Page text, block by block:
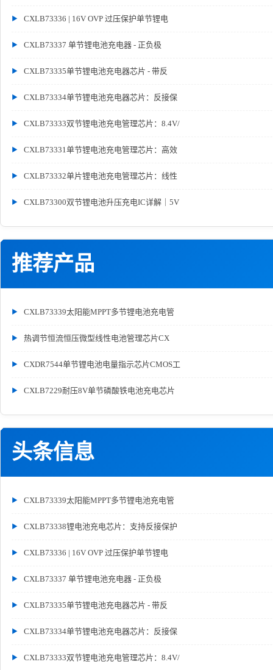
CXLB73336 | 16V OVP 过压保护单节锂电
CXLB73337 单节锂电池充电器 - 正负极
CXLB73335单节锂电池充电器芯片 - 带反
CXLB73334单节锂电池充电器芯片：反接保
CXLB73333双节锂电池充电管理芯片：8.4V/
CXLB73331单节锂电池充电管理芯片：高效
CXLB73332单片锂电池充电管理芯片：线性
CXLB73300双节锂电池升压充电IC详解｜5V
推荐产品
CXLB73339太阳能MPPT多节锂电池充电管
热调节恒流恒压微型线性电池管理芯片CX
CXDR7544单节锂电池电量指示芯片CMOS工
CXLB7229耐压8V单节磷酸铁电池充电芯片
头条信息
CXLB73339太阳能MPPT多节锂电池充电管
CXLB73338锂电池充电芯片：支持反接保护
CXLB73336 | 16V OVP 过压保护单节锂电
CXLB73337 单节锂电池充电器 - 正负极
CXLB73335单节锂电池充电器芯片 - 带反
CXLB73334单节锂电池充电器芯片：反接保
CXLB73333双节锂电池充电管理芯片：8.4V/